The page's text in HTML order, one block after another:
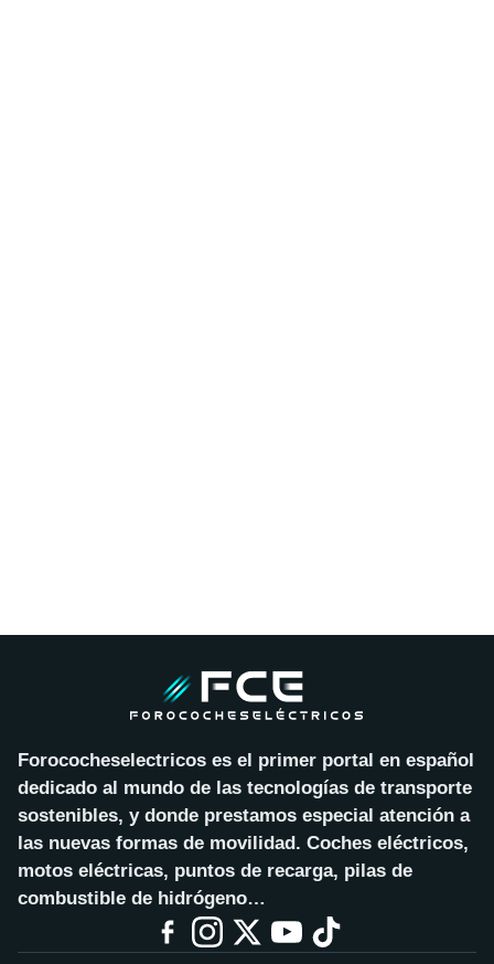
Forococheselectricos es el primer portal en español
dedicado al mundo de las tecnologías de transporte
sostenibles, y donde prestamos especial atención a
las nuevas formas de movilidad. Coches eléctricos,
motos eléctricas, puntos de recarga, pilas de
combustible de hidrógeno…